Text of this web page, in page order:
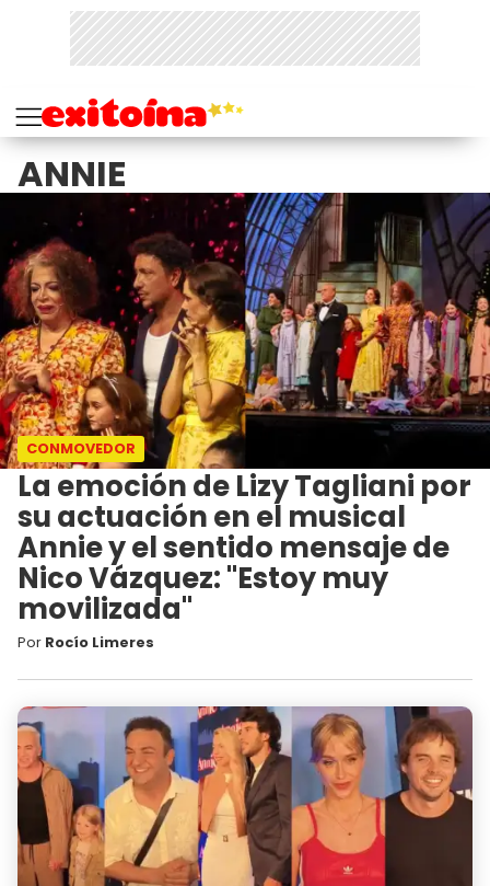
ANNIE
CONMOVEDOR
La emoción de Lizy Tagliani por
su actuación en el musical
Annie y el sentido mensaje de
Nico Vázquez: "Estoy muy
movilizada"
Por Rocío Limeres